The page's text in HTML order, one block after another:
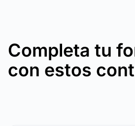
Completa tu
con estos